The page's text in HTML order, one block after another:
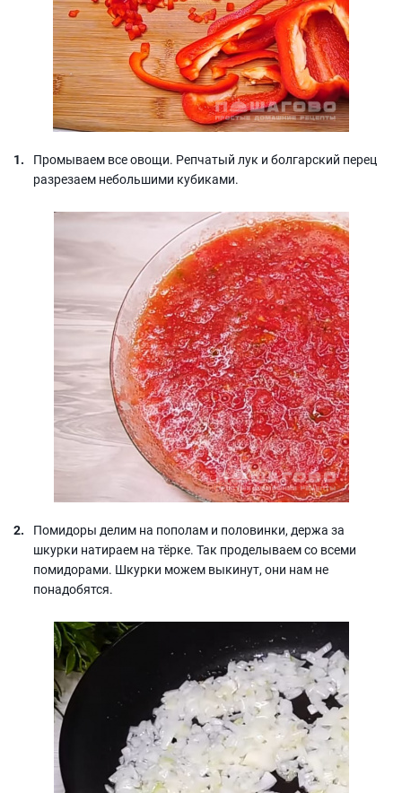
Промываем все овощи. Репчатый лук и болгарский перец
разрезаем небольшими кубиками.
Помидоры делим на пополам и половинки, держа за
шкурки натираем на тёрке. Так проделываем со всеми
помидорами. Шкурки можем выкинут, они нам не
понадобятся.